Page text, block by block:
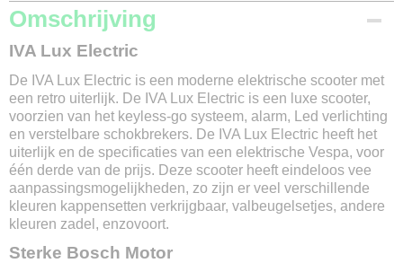
Productcode
87-263
Merk
Lux Electric
Kleur
Mat Zwart / Zwart
Max. snelheid
25 km/ u of 45 km / u
Gewicht
87 kg
Max. belasting
Omschrijving
IVA Lux Electric
De IVA Lux Electric is een moderne elektrische scooter met
een retro uiterlijk. De IVA Lux Electric is een luxe scooter,
voorzien van het keyless-go systeem, alarm, Led verlichting
en verstelbare schokbrekers. De IVA Lux Electric heeft het
uiterlijk en de specificaties van een elektrische Vespa, voor
één derde van de prijs. Deze scooter heeft eindeloos vee
aanpassingsmogelijkheden, zo zijn er veel verschillende
kleuren kappensetten verkrijgbaar, valbeugelsetjes, andere
kleuren zadel, enzovoort.
Sterke Bosch Motor